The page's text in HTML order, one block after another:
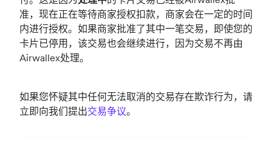
准，现在正在等待商家授权扣款，商家会在一定的时间
内进行授权。如果商家批准了其中一笔交易，即使您的
卡片已停用，该交易也会继续进行，因为交易不再由
Airwallex处理。
如果您怀疑其中任何无法取消的交易存在欺诈行为，请
立即向我们提出交易争议。